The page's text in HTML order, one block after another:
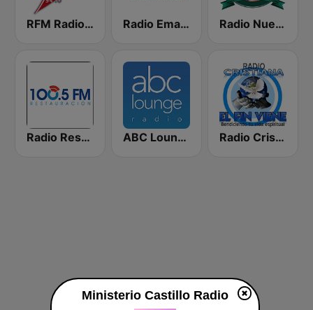
RFM Radio Futurs Medias 94.0 FM Radio Emanuel el Salvador Radio Nueva Jerusalem
Radio Restauracion ABC Lounge Jazz Radio Cristiana El Fin Viene
Ministerio Castillo Radio